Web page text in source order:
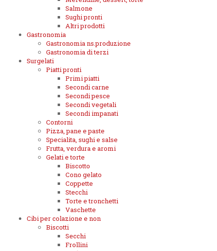
Salmone
Sughi pronti
Altri prodotti
Gastronomia
Gastronomia ns.produzione
Gastronomia di terzi
Surgelati
Piatti pronti
Primi piatti
Secondi carne
Secondi pesce
Secondi vegetali
Secondi impanati
Contorni
Pizza, pane e paste
Specialita, sughi e salse
Frutta, verdura e aromi
Gelati e torte
Biscotto
Cono gelato
Coppette
Stecchi
Torte e tronchetti
Vaschette
Cibi per colazione e non
Biscotti
Secchi
Frollini